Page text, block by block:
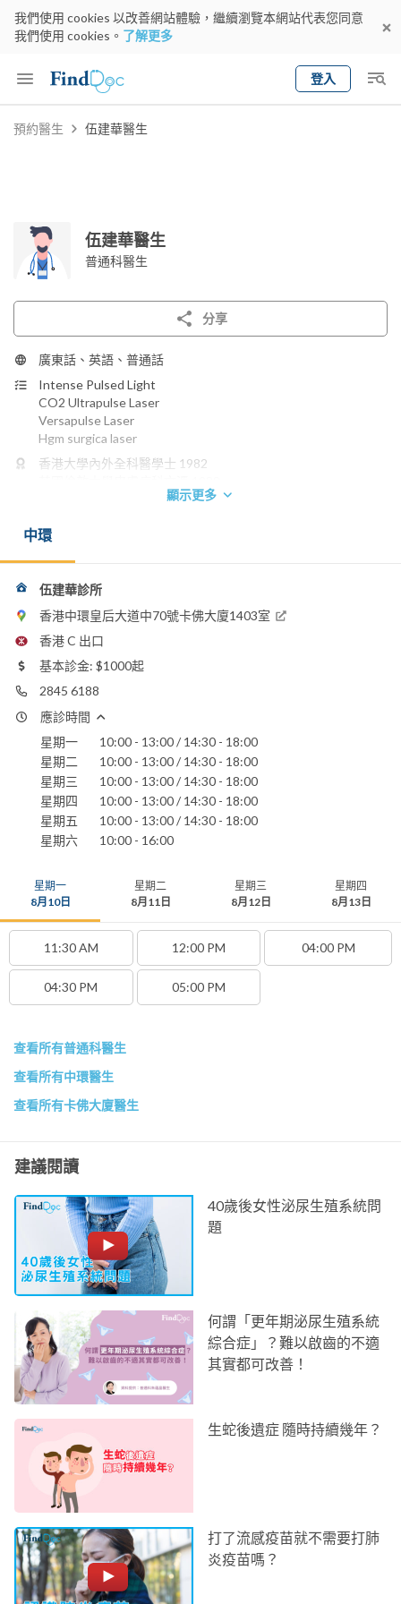
我們使用 cookies 以改善網站體驗，繼續瀏覽本網站代表您同意
我們使用 cookies。 了解更多
登入
Keyword
預約醫生 伍建華醫生
伍建華醫生
普通科醫生
分享
廣東話、英語、普通話
Intense Pulsed Light
CO2 Ultrapulse Laser
Versapulse Laser
Hgm surgica laser
香港大學內外全科醫學士 1982
顯示更多
中環
伍建華診所
香港中環皇后大道中70號卡佛大廈1403室
香港 C 出口
基本診金: $1000起
2845 6188
應診時間
星期一
10:00 - 13:00 / 14:30 - 18:00
星期二
10:00 - 13:00 / 14:30 - 18:00
星期三
10:00 - 13:00 / 14:30 - 18:00
星期四
10:00 - 13:00 / 14:30 - 18:00
星期五
10:00 - 13:00 / 14:30 - 18:00
星期六
10:00 - 16:00
星期一
8月10日
星期二
8月11日
星期三
8月12日
星期四
8月13日
11:30 AM 12:00 PM 04:00 PM
04:30 PM 05:00 PM
查看所有普通科醫生
查看所有中環醫生
查看所有卡佛大廈醫生
建議閱讀
40歲後女性泌尿生殖系統問
題
何謂「更年期泌尿生殖系統
綜合症」？難以啟齒的不適
其實都可改善！
生蛇後遺症 隨時持續幾年？
打了流感疫苗就不需要打肺
炎疫苗嗎？